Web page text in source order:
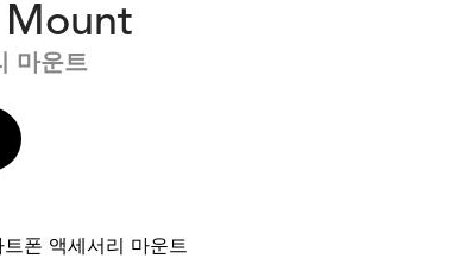
마운트
폰 액세서리 마운트